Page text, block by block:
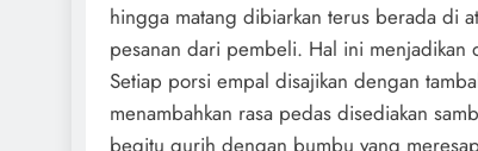
hingga matang dibiarkan terus berada di
pesanan dari pembeli. Hal ini
Setiap porsi empal disajikan dengan
menambahkan rasa pedas disediakan
begitu gurih dengan bumbu yang